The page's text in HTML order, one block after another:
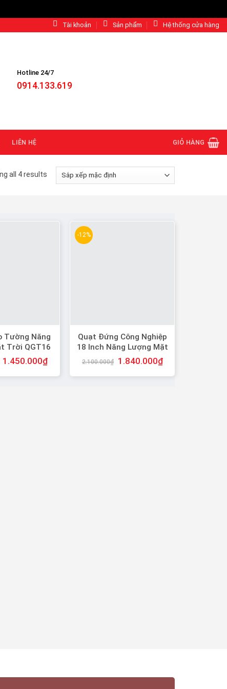
Tài khoản Sản phẩm Hệ thống cửa hàng
Hotline 24/7
0914.133.619
LIÊN HỆ GIỎ HÀNG
all 4 results
Tường Năng
Trời QGT16
1.450.000₫
-12%
Quạt Đứng Công Nghiệp
18 Inch Năng Lượng Mặt
Trời
2.100.000₫ 1.840.000₫